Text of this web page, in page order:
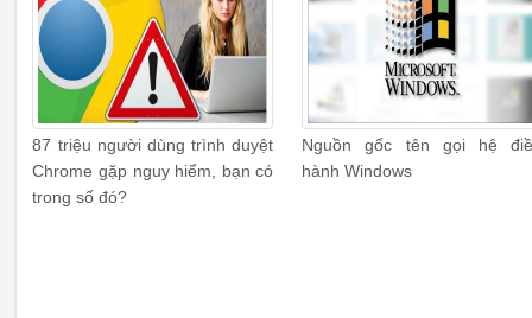
87 triệu người dùng trình duyệt
Chrome gặp nguy hiểm, bạn có
trong số đó?
Nguồn gốc tên gọi hệ
hành Windows